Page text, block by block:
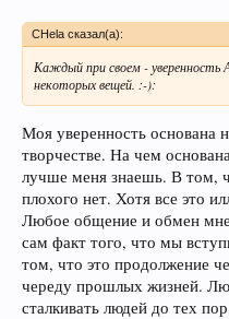
CHela сказал(а):
Каждый при своем - уверенность
некоторых вещей. :-):
Моя уверенность основана
творчестве. На чем
лучше меня знаешь. В том,
плохого нет. Хотя все это
Любое общение и обмен
сам факт того, что мы
том, что это продолжение
череду прошлых жизней.
сталкивать людей до тех